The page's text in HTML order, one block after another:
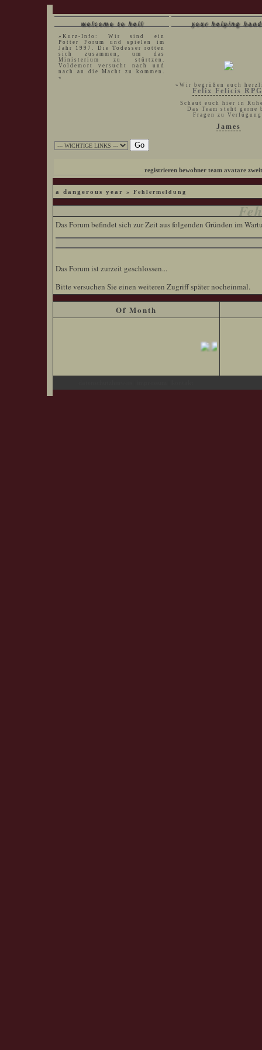
welcome to hell your helping
»Kurz-Info: Wir sind ein
Potter Forum und spielen im
Jahr 1997. Die Todesser rotten
sich zusammen, um das
Ministerium zu stürtzen.
Voldemort versucht nach und
nach an die Macht zu kommen.
«
»Wir begrüßen euch
Felix Felicis RPG
Schaut euch hier in
Das Team steht gerne
Fragen zu
James
registrieren bewohner team avatare
a dangerous year » Fehlermeldung
Das Forum befindet sich zur Zeit aus folgenden Gründen im
Das Forum ist zurzeit geschlossen...
Bitte versuchen Sie einen weiteren Zugriff später nocheinmal.
Of Month